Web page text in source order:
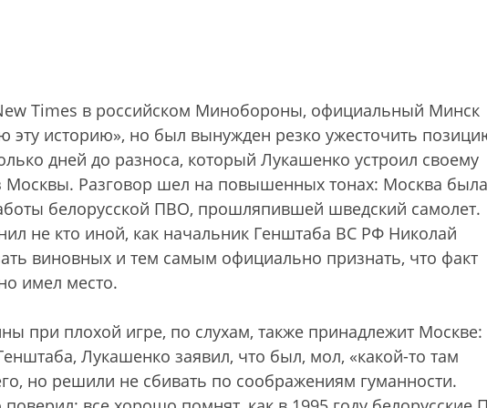
Times в российском Минобороны, официальный Минск
эту историю», но был вынужден резко ужесточить
дней до разноса, который Лукашенко устроил своему
Москвы. Разговор шел на повышенных тонах: Москва была
белорусской ПВО, прошляпившей шведский самолет.
не кто иной, как начальник Генштаба ВС РФ Николай
виновных и тем самым официально признать, что факт
имел место.
при плохой игре, по слухам, также принадлежит Москве:
Лукашенко заявил, что был, мол, «какой-то там
но решили не сбивать по соображениям гуманности.